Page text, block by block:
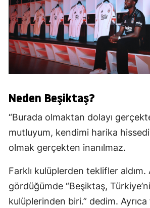
Neden Beşiktaş?
“Burada olmaktan dolayı
mutluyum, kendimi harika
olmak gerçekten inanılmaz.
Farklı kulüplerden teklifler aldım.
gördüğümde “Beşiktaş,
kulüplerinden biri.” dedim. Ayrıca